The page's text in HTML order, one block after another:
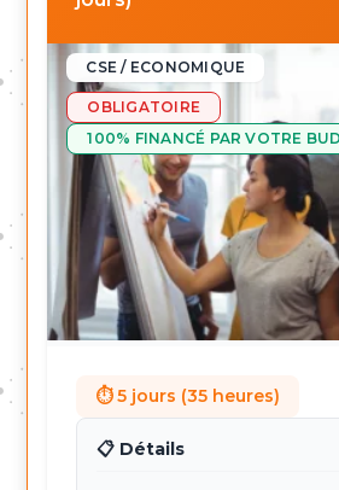
CSE / ECONOMIQUE
OBLIGATOIRE
⏱ 5 jours (35 heures)
📋 Détails